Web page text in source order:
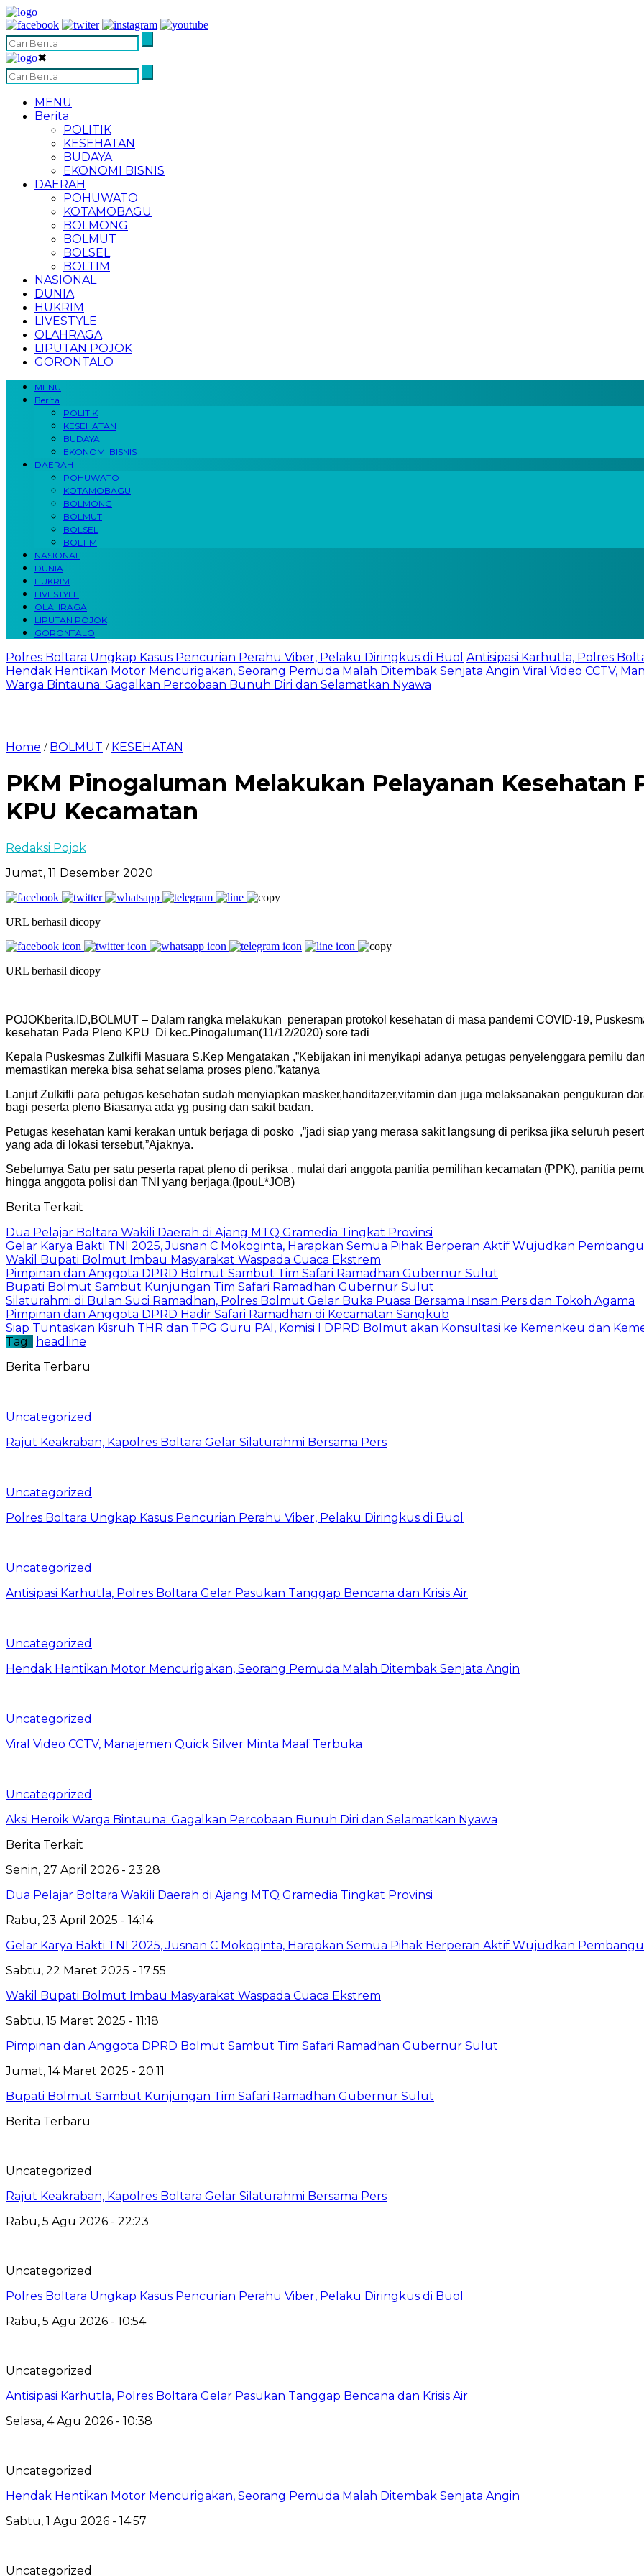
✖
MENU
Berita
POLITIK
KESEHATAN
BUDAYA
EKONOMI BISNIS
DAERAH
POHUWATO
KOTAMOBAGU
BOLMONG
BOLMUT
BOLSEL
BOLTIM
NASIONAL
DUNIA
HUKRIM
LIVESTYLE
OLAHRAGA
LIPUTAN POJOK
GORONTALO
MENU
Berita
POLITIK
KESEHATAN
BUDAYA
EKONOMI BISNIS
DAERAH
POHUWATO
KOTAMOBAGU
BOLMONG
BOLMUT
BOLSEL
BOLTIM
NASIONAL
DUNIA
HUKRIM
LIVESTYLE
OLAHRAGA
LIPUTAN POJOK
GORONTALO
Polres Boltara Ungkap Kasus Pencurian Perahu Viber, Pelaku Diringkus di Buol Antisipasi Karhutla, Polres
Hendak Hentikan Motor Mencurigakan, Seorang Pemuda Malah Ditembak Senjata Angin Viral Video CCTV,
Warga Bintauna: Gagalkan Percobaan Bunuh Diri dan Selamatkan Nyawa
Home / BOLMUT / KESEHATAN
PKM Pinogaluman Melakukan Pelayanan Kesehatan
KPU Kecamatan
Redaksi Pojok
Jumat, 11 Desember 2020
URL berhasil dicopy
URL berhasil dicopy
POJOKberita.ID,BOLMUT – Dalam rangka melakukan penerapan protokol kesehatan di masa pandemi COVID-19,
kesehatan Pada Pleno KPU Di kec.Pinogaluman(11/12/2020) sore tadi
Kepala Puskesmas Zulkifli Masuara S.Kep Mengatakan ,”Kebijakan ini menyikapi adanya petugas penyelenggara pemilu
memastikan mereka bisa sehat selama proses pleno,”katanya
Lanjut Zulkifli para petugas kesehatan sudah menyiapkan masker,handitazer,vitamin dan juga melaksanakan pengukuran
bagi peserta pleno Biasanya ada yg pusing dan sakit badan.
Petugas kesehatan kami kerakan untuk berjaga di posko ,”jadi siap yang merasa sakit langsung di periksa jika seluruh
yang ada di lokasi tersebut,”Ajaknya.
Sebelumya Satu per satu peserta rapat pleno di periksa , mulai dari anggota panitia pemilihan kecamatan (PPK), panitia
hingga anggota polisi dan TNI yang berjaga.(IpouL*JOB)
Berita Terkait
Dua Pelajar Boltara Wakili Daerah di Ajang MTQ Gramedia Tingkat Provinsi
Gelar Karya Bakti TNI 2025, Jusnan C Mokoginta, Harapkan Semua Pihak Berperan Aktif Wujudkan
Wakil Bupati Bolmut Imbau Masyarakat Waspada Cuaca Ekstrem
Pimpinan dan Anggota DPRD Bolmut Sambut Tim Safari Ramadhan Gubernur Sulut
Bupati Bolmut Sambut Kunjungan Tim Safari Ramadhan Gubernur Sulut
Silaturahmi di Bulan Suci Ramadhan, Polres Bolmut Gelar Buka Puasa Bersama Insan Pers dan Tokoh Agama
Pimpinan dan Anggota DPRD Hadir Safari Ramadhan di Kecamatan Sangkub
Siap Tuntaskan Kisruh THR dan TPG Guru PAI, Komisi I DPRD Bolmut akan Konsultasi ke Kemenkeu dan
Tag : headline
Berita Terbaru
Uncategorized
Rajut Keakraban, Kapolres Boltara Gelar Silaturahmi Bersama Pers
Uncategorized
Polres Boltara Ungkap Kasus Pencurian Perahu Viber, Pelaku Diringkus di Buol
Uncategorized
Antisipasi Karhutla, Polres Boltara Gelar Pasukan Tanggap Bencana dan Krisis Air
Uncategorized
Hendak Hentikan Motor Mencurigakan, Seorang Pemuda Malah Ditembak Senjata Angin
Uncategorized
Viral Video CCTV, Manajemen Quick Silver Minta Maaf Terbuka
Uncategorized
Aksi Heroik Warga Bintauna: Gagalkan Percobaan Bunuh Diri dan Selamatkan Nyawa
Berita Terkait
Senin, 27 April 2026 - 23:28
Dua Pelajar Boltara Wakili Daerah di Ajang MTQ Gramedia Tingkat Provinsi
Rabu, 23 April 2025 - 14:14
Gelar Karya Bakti TNI 2025, Jusnan C Mokoginta, Harapkan Semua Pihak Berperan Aktif Wujudkan
Sabtu, 22 Maret 2025 - 17:55
Wakil Bupati Bolmut Imbau Masyarakat Waspada Cuaca Ekstrem
Sabtu, 15 Maret 2025 - 11:18
Pimpinan dan Anggota DPRD Bolmut Sambut Tim Safari Ramadhan Gubernur Sulut
Jumat, 14 Maret 2025 - 20:11
Bupati Bolmut Sambut Kunjungan Tim Safari Ramadhan Gubernur Sulut
Berita Terbaru
Uncategorized
Rajut Keakraban, Kapolres Boltara Gelar Silaturahmi Bersama Pers
Rabu, 5 Agu 2026 - 22:23
Uncategorized
Polres Boltara Ungkap Kasus Pencurian Perahu Viber, Pelaku Diringkus di Buol
Rabu, 5 Agu 2026 - 10:54
Uncategorized
Antisipasi Karhutla, Polres Boltara Gelar Pasukan Tanggap Bencana dan Krisis Air
Selasa, 4 Agu 2026 - 10:38
Uncategorized
Hendak Hentikan Motor Mencurigakan, Seorang Pemuda Malah Ditembak Senjata Angin
Sabtu, 1 Agu 2026 - 14:57
Uncategorized